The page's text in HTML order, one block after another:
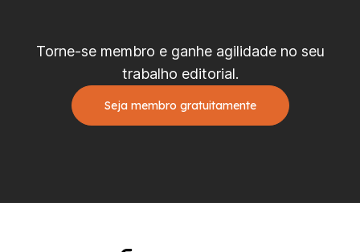
Torne-se membro e ganhe agilidade no seu
trabalho editorial.
Seja membro gratuitamente